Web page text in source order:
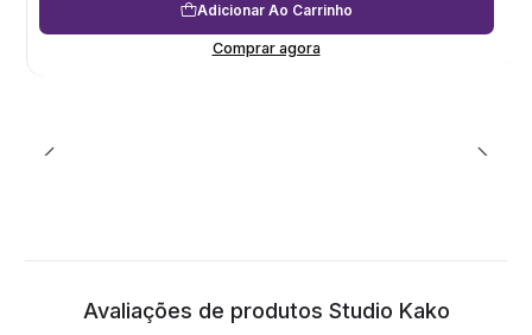
Adicionar Ao Carrinho
Comprar agora
Avaliações de produtos Studio Kako